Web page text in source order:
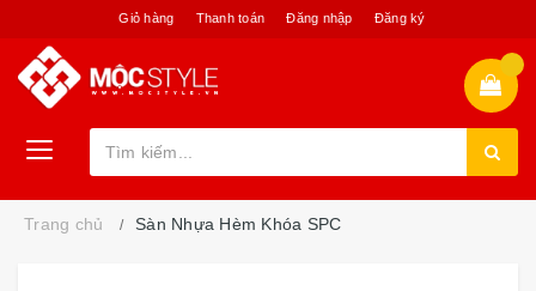
Giỏ hàng Thanh toán Đăng nhập Đăng ký
Trang chủ Sàn Nhựa Hèm Khóa SPC